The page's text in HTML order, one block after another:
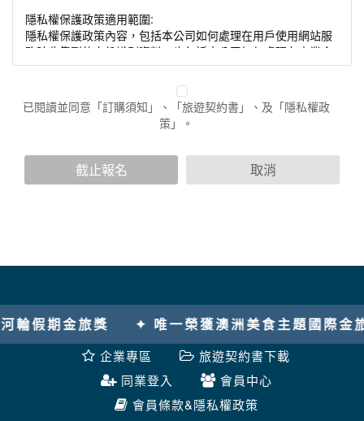
隱私權保護政策適用範圍:
隱私權保護政策內容，包括本公司如何處理在用戶使用網站服
務時收集到的身份識別資料，也包括本公司如何處理在商業合
作與本公司合作時分享的任何身份識別資料。隱私權保護政策
不適用於本公司以外的公司或網站群，與非本站所僱用或管理
人員。例如您透過本公司旗下網站上的廣告廠商連結，這些置
放連結的廠商也可能蒐集您個人的資料。對於您主動提供的個
人資訊，這些廣告廠商或連結網站有其個別的隱私權保護政
您個人在本網站上的聊天室或討論區中任意公開個人資料的行
為，在非經加密的保護下，亦不適用於本公司隱私權保護政
個人的資料，其範圍如下：
於一般瀏覽時，伺服器會自行記錄相關行徑，包括您使用連線
設備的 IP 位址、使用時間、使用的瀏覽器、瀏覽及點選資料記
錄等，做為我們增進網站服務的參考依據，此記錄為內部應
用，決不對外公布。
為提供精確的服務，我們會將收集的問卷調查內容進行統計與
分析，分析結果之統計數據或說明文字呈現，除供內部研究
外，我們會視需要公佈統計數據及說明文字，但不涉及特定個
已閱讀並同意「訂購須知」、「旅遊契約書」、及「隱私權政
策」。
截止報名 取消
期金旅獎 ✦ 唯一榮獲澳洲美食主題國際金旅獎
企業專區
旅遊契約書下載
同業登入
會員中心
會員條款&隱私權政策